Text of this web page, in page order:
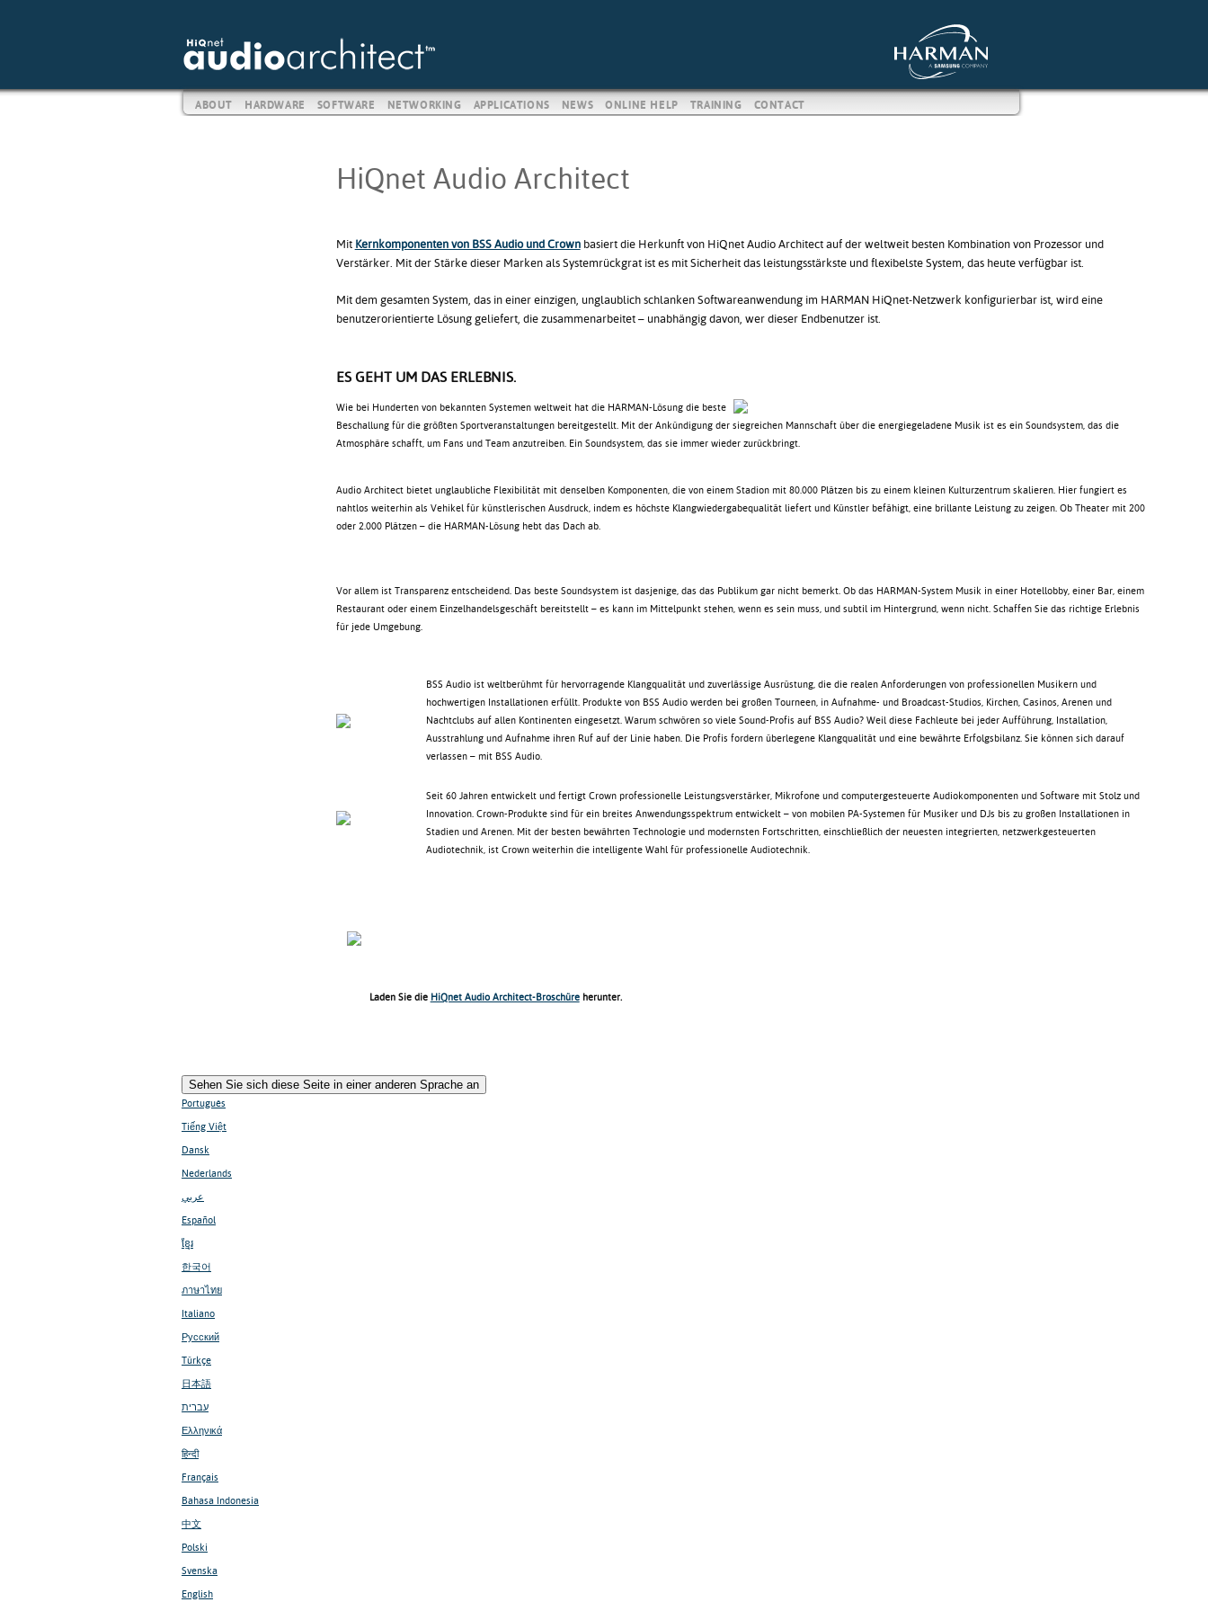
ABOUT HARDWARE SOFTWARE NETWORKING APPLICATIONS NEWS ONLINE HELP TRAINING CONTACT
HiQnet Audio Architect
Mit Kernkomponenten von BSS Audio und Crownbasiert die Herkunft von HiQnet Audio Architect auf der weltweit besten Kombination von Prozessor und
Verstärker. Mit der Stärke dieser Marken als Systemrückgrat ist es mit Sicherheit das leistungsstärkste und flexibelste System, das heute verfügbar ist.
Mit dem gesamten System, das in einer einzigen, unglaublich schlanken Softwareanwendung im HARMAN HiQnet-Netzwerk konfigurierbar ist, wird eine
benutzerorientierte Lösung geliefert, die zusammenarbeitet – unabhängig davon, wer dieser Endbenutzer ist.
ES GEHT UM DAS ERLEBNIS.
Wie bei Hunderten von bekannten Systemen weltweit hat die HARMAN-Lösung die beste
Beschallung für die größten Sportveranstaltungen bereitgestellt. Mit der Ankündigung der siegreichen Mannschaft über die energiegeladene Musik ist es ein Soundsystem, das die
Atmosphäre schafft, um Fans und Team anzutreiben. Ein Soundsystem, das sie immer wieder zurückbringt.
Audio Architect bietet unglaubliche Flexibilität mit denselben Komponenten, die von einem Stadion mit 80.000 Plätzen bis zu einem kleinen Kulturzentrum skalieren. Hier fungiert es
nahtlos weiterhin als Vehikel für künstlerischen Ausdruck, indem es höchste Klangwiedergabequalität liefert und Künstler befähigt, eine brillante Leistung zu zeigen. Ob Theater mit 200
oder 2.000 Plätzen – die HARMAN-Lösung hebt das Dach ab.
Vor allem ist Transparenz entscheidend. Das beste Soundsystem ist dasjenige, das das Publikum gar nicht bemerkt. Ob das HARMAN-System Musik in einer Hotellobby, einer Bar, einem
Restaurant oder einem Einzelhandelsgeschäft bereitstellt – es kann im Mittelpunkt stehen, wenn es sein muss, und subtil im Hintergrund, wenn nicht. Schaffen Sie das richtige Erlebnis
für jede Umgebung.
BSS Audio ist weltberühmt für hervorragende Klangqualität und zuverlässige Ausrüstung, die die realen Anforderungen von professionellen Musikern und
hochwertigen Installationen erfüllt. Produkte von BSS Audio werden bei großen Tourneen, in Aufnahme- und Broadcast-Studios, Kirchen, Casinos, Arenen und
Nachtclubs auf allen Kontinenten eingesetzt. Warum schwören so viele Sound-Profis auf BSS Audio? Weil diese Fachleute bei jeder Aufführung, Installation,
Ausstrahlung und Aufnahme ihren Ruf auf der Linie haben. Die Profis fordern überlegene Klangqualität und eine bewährte Erfolgsbilanz. Sie können sich darauf
verlassen – mit BSS Audio.
Seit 60 Jahren entwickelt und fertigt Crown professionelle Leistungsverstärker, Mikrofone und computergesteuerte Audiokomponenten und Software mit Stolz und
Innovation. Crown-Produkte sind für ein breites Anwendungsspektrum entwickelt – von mobilen PA-Systemen für Musiker und DJs bis zu großen Installationen in
Stadien und Arenen. Mit der besten bewährten Technologie und modernsten Fortschritten, einschließlich der neuesten integrierten, netzwerkgesteuerten
Audiotechnik, ist Crown weiterhin die intelligente Wahl für professionelle Audiotechnik.
Laden Sie die HiQnet Audio Architect-Broschüreherunter.
Sehen Sie sich diese Seite in einer anderen Sprache an
Português
Tiếng Việt
Dansk
Nederlands
عربي
Español
ខ្មែរ
한국어
ภาษาไทย
Italiano
Русский
Türkçe
日本語
עברית
Ελληνικά
हिन्दी
Français
Bahasa Indonesia
中文
Polski
Svenska
English